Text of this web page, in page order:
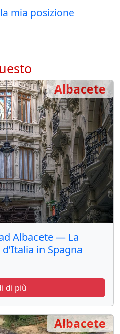
mia posizione
Albacete — La
in Spagna
di più
Albacete
Albacete